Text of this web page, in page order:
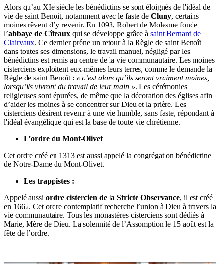
Alors qu’au XIe siècle les bénédictins se sont éloignés de l'idéal de
vie de saint Benoit, notamment avec le faste de Cluny, certains
moines rêvent d’y revenir. En 1098, Robert de Molesme fonde
l’abbaye de Cîteaux qui se développe grâce à saint Bernard de
Clairvaux. Ce dernier prône un retour à la Règle de saint Benoît
dans toutes ses dimensions, le travail manuel, négligé par les
bénédictins est remis au centre de la vie communautaire. Les moines
cisterciens exploitent eux-mêmes leurs terres, comme le demande la
Règle de saint Benoît : « c’est alors qu’ils seront vraiment moines,
lorsqu’ils vivront du travail de leur main ». Les cérémonies
religieuses sont épurées, de même que la décoration des églises afin
d’aider les moines à se concentrer sur Dieu et la prière. Les
cisterciens désirent revenir à une vie humble, sans faste, répondant à
l'idéal évangélique qui est la base de toute vie chrétienne.
L’ordre du Mont-Olivet
Cet ordre créé en 1313 est aussi appelé la congrégation bénédictine
de Notre-Dame du Mont-Olivet.
Les trappistes :
Appelé aussi ordre cistercien de la Stricte Observance, il est créé
en 1662. Cet ordre contemplatif recherche l’union à Dieu à travers la
vie communautaire. Tous les monastères cisterciens sont dédiés à
Marie, Mère de Dieu. La solennité de l’Assomption le 15 août est la
fête de l’ordre.